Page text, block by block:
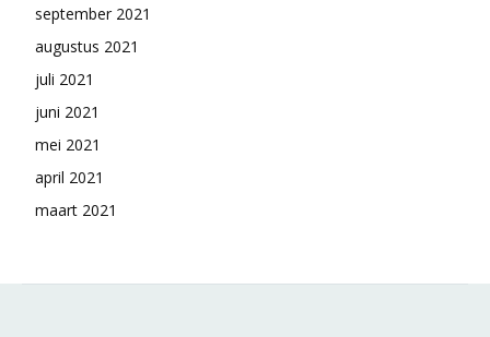
september 2021
augustus 2021
juli 2021
juni 2021
mei 2021
april 2021
maart 2021